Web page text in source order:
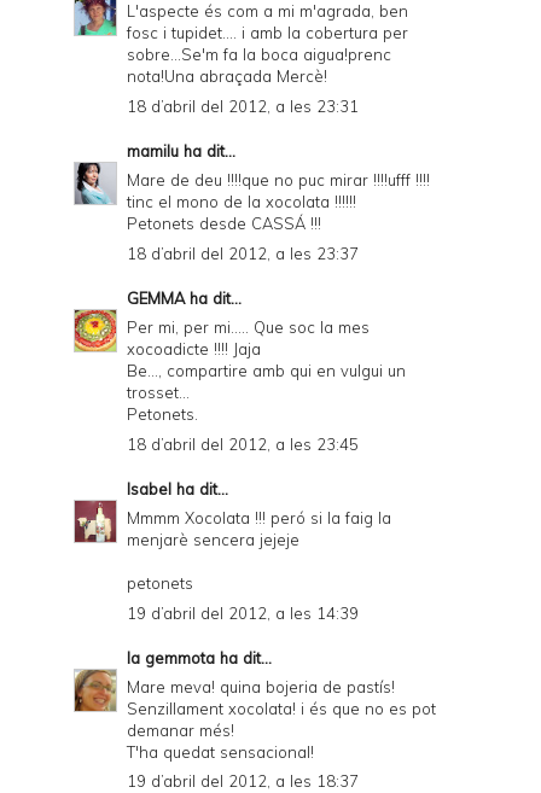
L'aspecte és com a mi m'agrada, ben
fosc i tupidet.... i amb la cobertura per
sobre...Se'm fa la boca aigua!prenc
nota!Una abraçada Mercè!
18 d’abril del 2012, a les 23:31
mamilu ha dit...
Mare de deu !!!!que no puc mirar !!!!ufff !!!!
tinc el mono de la xocolata !!!!!!
Petonets desde CASSÁ !!!
18 d’abril del 2012, a les 23:37
GEMMAha dit...
Per mi, per mi..... Que soc la mes
xocoadicte !!!! Jaja
Be..., compartire amb qui en vulgui un
trosset...
Petonets.
18 d’abril del 2012, a les 23:45
Isabel ha dit...
Mmmm Xocolata !!! peró si la faig la
menjarè sencera jejeje
petonets
19 d’abril del 2012, a les 14:39
la gemmota ha dit...
Mare meva! quina bojeria de pastís!
Senzillament xocolata! i és que no es pot
demanar més!
T'ha quedat sensacional!
19 d’abril del 2012, a les 18:37